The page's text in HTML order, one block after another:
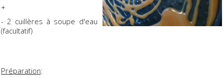
+
- 2 cuillères à soupe d'eau
(facultatif)
Préparation: